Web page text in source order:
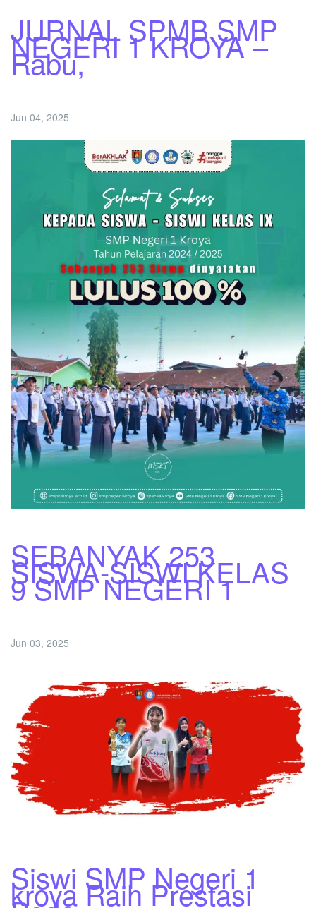
JURNAL SPMB SMP
NEGERI 1 KROYA –
Rabu,
Jun 04, 2025
SEBANYAK 253
SISWA-SISWI KELAS
9 SMP NEGERI 1
Jun 03, 2025
Siswi SMP Negeri 1
kroya Raih Prestasi